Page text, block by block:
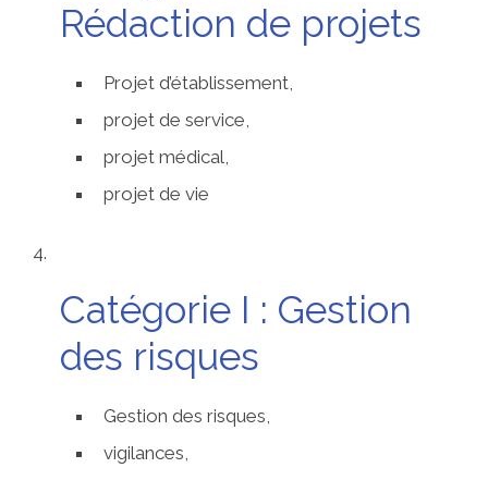
Rédaction de projets
Projet d’établissement,
projet de service,
projet médical,
projet de vie
Catégorie I : Gestion
des risques
Gestion des risques,
vigilances,